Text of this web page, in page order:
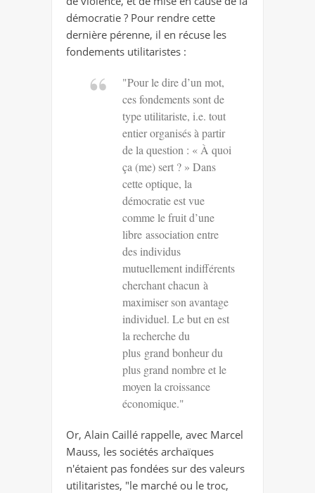
démocratie ? Pour rendre cette
dernière pérenne, il en récuse les
fondements utilitaristes :
"Pour le dire d’un mot,
ces fondements sont de
type utilitariste, i.e. tout
entier organisés à partir
de la question : « À quoi
ça (me) sert ? » Dans
cette optique, la
démocratie est vue
comme le fruit d’une
libre association entre
des individus
mutuellement indifférents
cherchant chacun à
maximiser son avantage
individuel. Le but en est
la recherche du
plus grand bonheur du
plus grand nombre et le
moyen la croissance
économique."
Or, Alain Caillé rappelle, avec Marcel
Mauss, les sociétés archaïques
n'étaient pas fondées sur des valeurs
utilitaristes, "le marché ou le troc,